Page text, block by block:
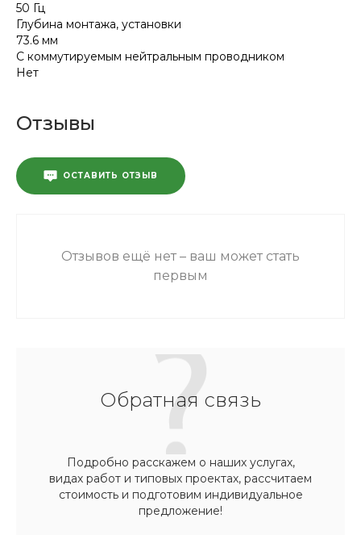
50 Гц
Глубина монтажа, установки
73.6 мм
С коммутируемым нейтральным проводником
Нет
Отзывы
ОСТАВИТЬ ОТЗЫВ
Отзывов ещё нет – ваш может стать
первым
Обратная связь
Подробно расскажем о наших услугах,
видах работ и типовых проектах, рассчитаем
стоимость и подготовим индивидуальное
предложение!